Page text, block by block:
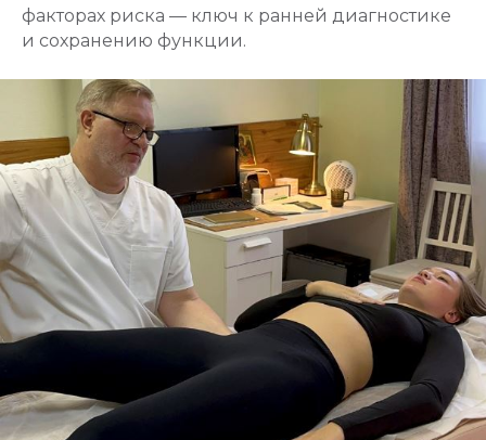
факторах риска — ключ к ранней диагностике
и сохранению функции.